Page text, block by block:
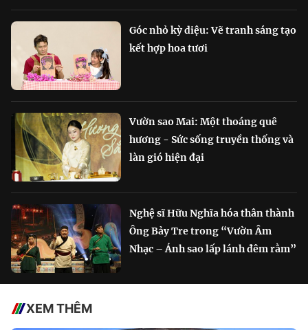
Góc nhỏ kỳ diệu: Vẽ tranh sáng tạo
kết hợp hoa tươi
Vườn sao Mai: Một thoáng quê
hương - Sức sống truyền thống và
làn gió hiện đại
Nghệ sĩ Hữu Nghĩa hóa thân thành
Ông Bảy Tre trong “Vườn Âm
Nhạc – Ánh sao lấp lánh đêm rằm”
XEM THÊM